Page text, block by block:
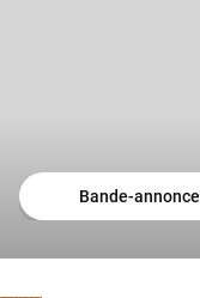
Bande-annonce